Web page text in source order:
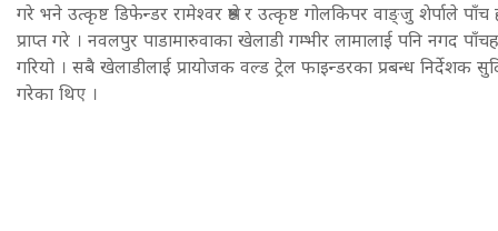
गरे भने उत्कृष्ट डिफेन्डर रामेश्वर श्रेष्ठ र उत्कृष्ट गोलकिपर वाङ्जु शेर्पाले
प्राप्त गरे । नवलपुर पाडामारुवाका खेलाडी गम्भीर लामालाई पनि नगद
गरियो । सबै खेलाडीलाई प्रायोजक वल्ड ट्रेल फाइन्डरका प्रबन्ध निर्देशक
गरेका थिए ।